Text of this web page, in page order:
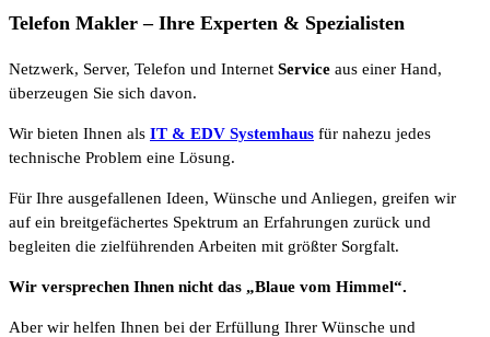
Telefon Makler – Ihre Experten & Spezialisten
Netzwerk, Server, Telefon und Internet Service aus einer Hand,
überzeugen Sie sich davon.
Wir bieten Ihnen als IT & EDV Systemhaus für nahezu jedes
technische Problem eine Lösung.
Für Ihre ausgefallenen Ideen, Wünsche und Anliegen, greifen wir
auf ein breitgefächertes Spektrum an Erfahrungen zurück und
begleiten die zielführenden Arbeiten mit größter Sorgfalt.
Wir versprechen Ihnen nicht das „Blaue vom Himmel“.
Aber wir helfen Ihnen bei der Erfüllung Ihrer Wünsche und